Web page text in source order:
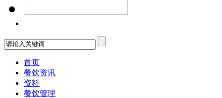
首页
餐饮资讯
资料
餐饮管理